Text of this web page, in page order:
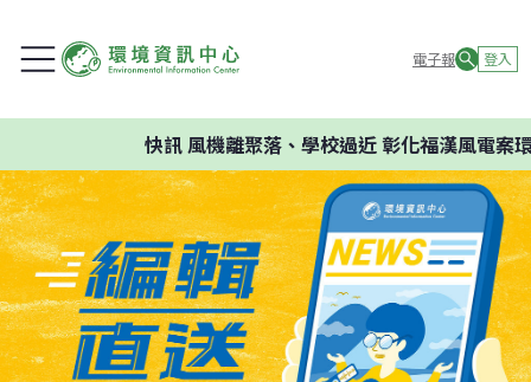
電子報 登入
快訊風機離聚落、學校過近 彰化福漢風電案環